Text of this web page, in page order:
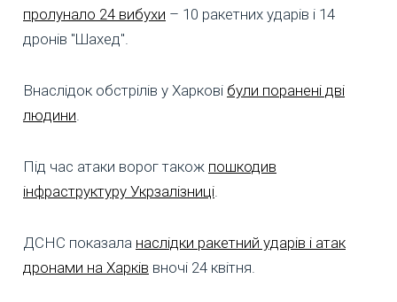
пролунало 24 вибухи – 10 ракетних ударів і 14
дронів "Шахед".
Внаслідок обстрілів у Харкові були поранені дві
людини.
Під час атаки ворог також пошкодив
інфраструктуру Укрзалізниці.
ДСНС показала наслідки ракетний ударів і атак
дронами на Харків вночі 24 квітня.